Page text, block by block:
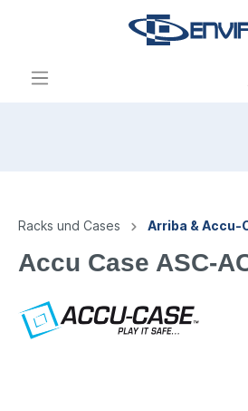
Racks und Cases Arriba & Accu-
Accu Case ASC-